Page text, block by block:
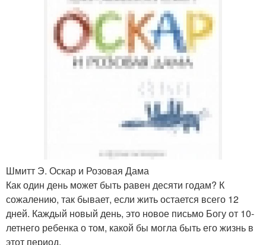
Шмитт Э. Оскар и Розовая Дама
Как один день может быть равен десяти годам? К
сожалению, так бывает, если жить остается всего 12
дней. Каждый новый день, это новое письмо Богу от 10-
летнего ребенка о том, какой бы могла быть его жизнь в
этот период.